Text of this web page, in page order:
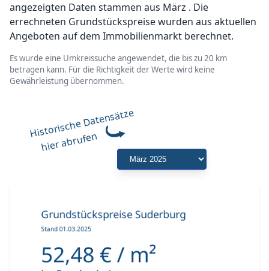
angezeigten Daten stammen aus März . Die
errechneten Grundstückspreise wurden aus aktuellen
Angeboten auf dem Immobilienmarkt berechnet.
Es wurde eine Umkreissuche angewendet, die bis zu 20 km
betragen kann. Für die Richtigkeit der Werte wird keine
Gewährleistung übernommen.
Historische Datensätze
hier abrufen